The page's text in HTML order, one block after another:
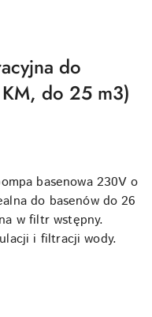
do
do 25 m3)
basenowa 230V o
do basenów do 26
w filtr wstępny.
i filtracji wody.